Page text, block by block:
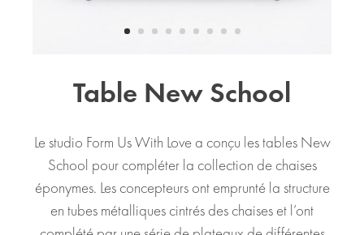
Table New School
Le studio Form Us With Love a conçu les tables New
School pour compléter la collection de chaises
éponymes. Les concepteurs ont emprunté la structure
en tubes métalliques cintrés des chaises et l’ont